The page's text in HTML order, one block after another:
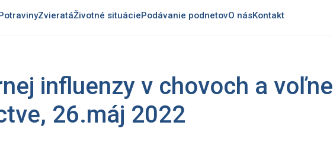
ZvieratáŽivotné situáciePodávanie podnetovO násKontakt
influenzy v chovoch a voľne
26.máj 2022